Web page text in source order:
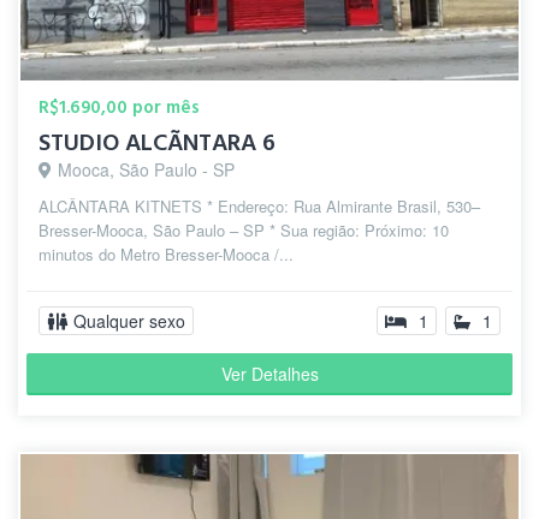
R$1.690,00 por mês
STUDIO ALCÃNTARA 6
Mooca, São Paulo - SP
ALCÂNTARA KITNETS * Endereço: Rua Almirante Brasil, 530–
Bresser-Mooca, São Paulo – SP * Sua região: Próximo: 10
minutos do Metro Bresser-Mooca /...
Qualquer sexo 1 1
Ver Detalhes